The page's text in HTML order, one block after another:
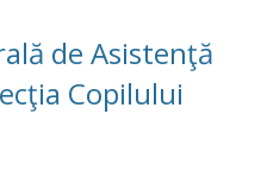
de Asistenţă
Copilului